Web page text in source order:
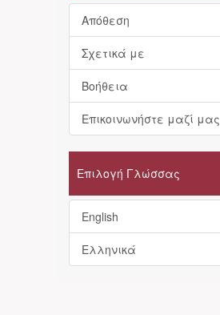
Απόθεση
Σχετικά με
Βοήθεια
Επικοινωνήστε μαζί μας
Επιλογή Γλώσσας
English
Ελληνικά